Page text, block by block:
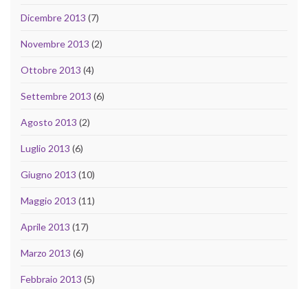
Dicembre 2013 (7)
Novembre 2013 (2)
Ottobre 2013 (4)
Settembre 2013 (6)
Agosto 2013 (2)
Luglio 2013 (6)
Giugno 2013 (10)
Maggio 2013 (11)
Aprile 2013 (17)
Marzo 2013 (6)
Febbraio 2013 (5)